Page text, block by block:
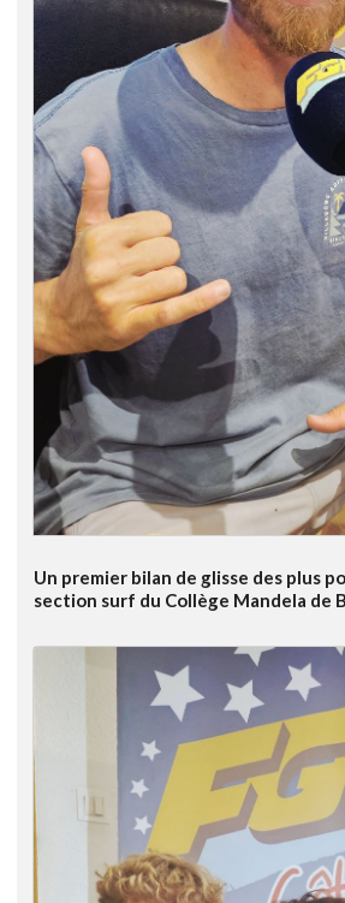
Un premier bilan de glisse des plus
section surf du Collège Mandela de